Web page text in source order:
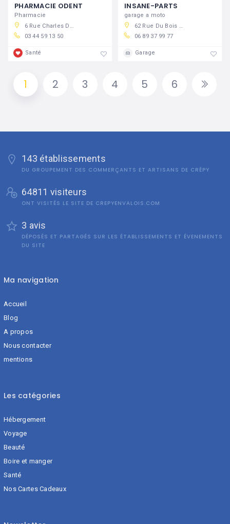
PHARMACIE ODENT
Pharmacie
6 Rue Charles De Gaulle, 60800 Crépy-en-Valois, France
03 44 59 13 50
Santé
INSANE-PARTS
garage a moto
62 Rue Du Bois De Tillet, 60800 Crépy-en-Valois, France
06 89 37 99 77
Garage
1 2 3 4 5 6
143 établissements
DU GROUPEMENT DES COMMERÇANTS ET ARTISANS DE CRÉPY
64811 visiteurs
ONT VISITÉS LE SITE DE CREPYENVALOIS.COM
3 avis
DÉPOSÉS ET PARTAGÉS SUR LES ÉTABLISSEMENTS ET ÉVENEMENTS
DU SITE
Ma navigation
Accueil
Blog
A propos
Nous contacter
mentions
Les catégories
Hébergement
Voyage
Beauté
Boire et manger
Santé
Nos Cartes Cadeaux